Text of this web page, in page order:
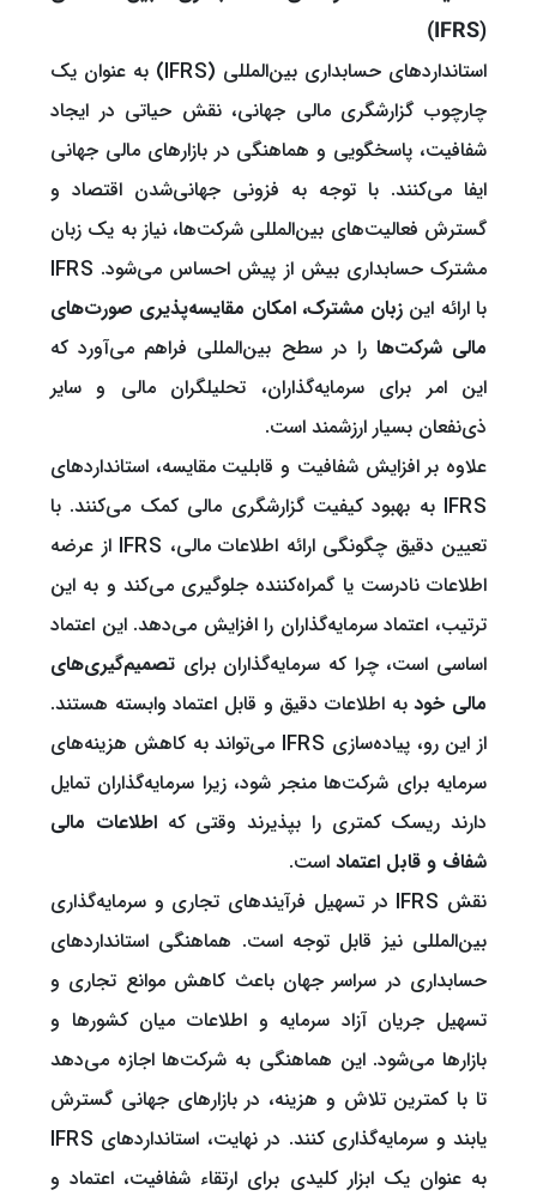
(IFRS)
استانداردهای حسابداری بین‌المللی (IFRS) به عنوان یک
چارچوب گزارشگری مالی جهانی، نقش حیاتی در ایجاد
شفافیت، پاسخگویی و هماهنگی در بازارهای مالی جهانی
ایفا می‌کنند. با توجه به فزونی جهانی‌شدن اقتصاد و
گسترش فعالیت‌های بین‌المللی شرکت‌ها، نیاز به یک زبان
مشترک حسابداری بیش از پیش احساس می‌شود. IFRS
با ارائه این زبان مشترک، امکان مقایسه‌پذیری صورت‌های
مالی شرکت‌ها را در سطح بین‌المللی فراهم می‌آورد که
این امر برای سرمایه‌گذاران، تحلیلگران مالی و سایر
ذی‌نفعان بسیار ارزشمند است.
علاوه بر افزایش شفافیت و قابلیت مقایسه، استانداردهای
IFRS به بهبود کیفیت گزارشگری مالی کمک می‌کنند. با
تعیین دقیق چگونگی ارائه اطلاعات مالی، IFRS از عرضه
اطلاعات نادرست یا گمراه‌کننده جلوگیری می‌کند و به این
ترتیب، اعتماد سرمایه‌گذاران را افزایش می‌دهد. این اعتماد
اساسی است، چرا که سرمایه‌گذاران برای تصمیم‌گیری‌های
مالی خودبه اطلاعات دقیق و قابل اعتماد وابسته هستند.
از این رو، پیاده‌سازی IFRS می‌تواند به کاهش هزینه‌های
سرمایه برای شرکت‌ها منجر شود، زیرا سرمایه‌گذاران تمایل
دارند ریسک کمتری را بپذیرند وقتی کهاطلاعات مالی
شفاف و قابل اعتماد است.
نقش IFRS در تسهیل فرآیندهای تجاری و سرمایه‌گذاری
بین‌المللی نیز قابل توجه است. هماهنگی استانداردهای
حسابداری در سراسر جهان باعث کاهش موانع تجاری و
تسهیل جریان آزاد سرمایه و اطلاعات میان کشورها و
بازارها می‌شود. این هماهنگی به شرکت‌ها اجازه می‌دهد
تا با کمترین تلاش و هزینه، در بازارهای جهانی گسترش
یابند و سرمایه‌گذاری کنند. در نهایت، استانداردهای IFRS
به عنوان یک ابزار کلیدی برای ارتقاء شفافیت، اعتماد و